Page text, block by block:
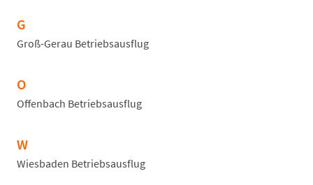
G
Groß-Gerau Betriebsausflug
O
Offenbach Betriebsausflug
W
Wiesbaden Betriebsausflug